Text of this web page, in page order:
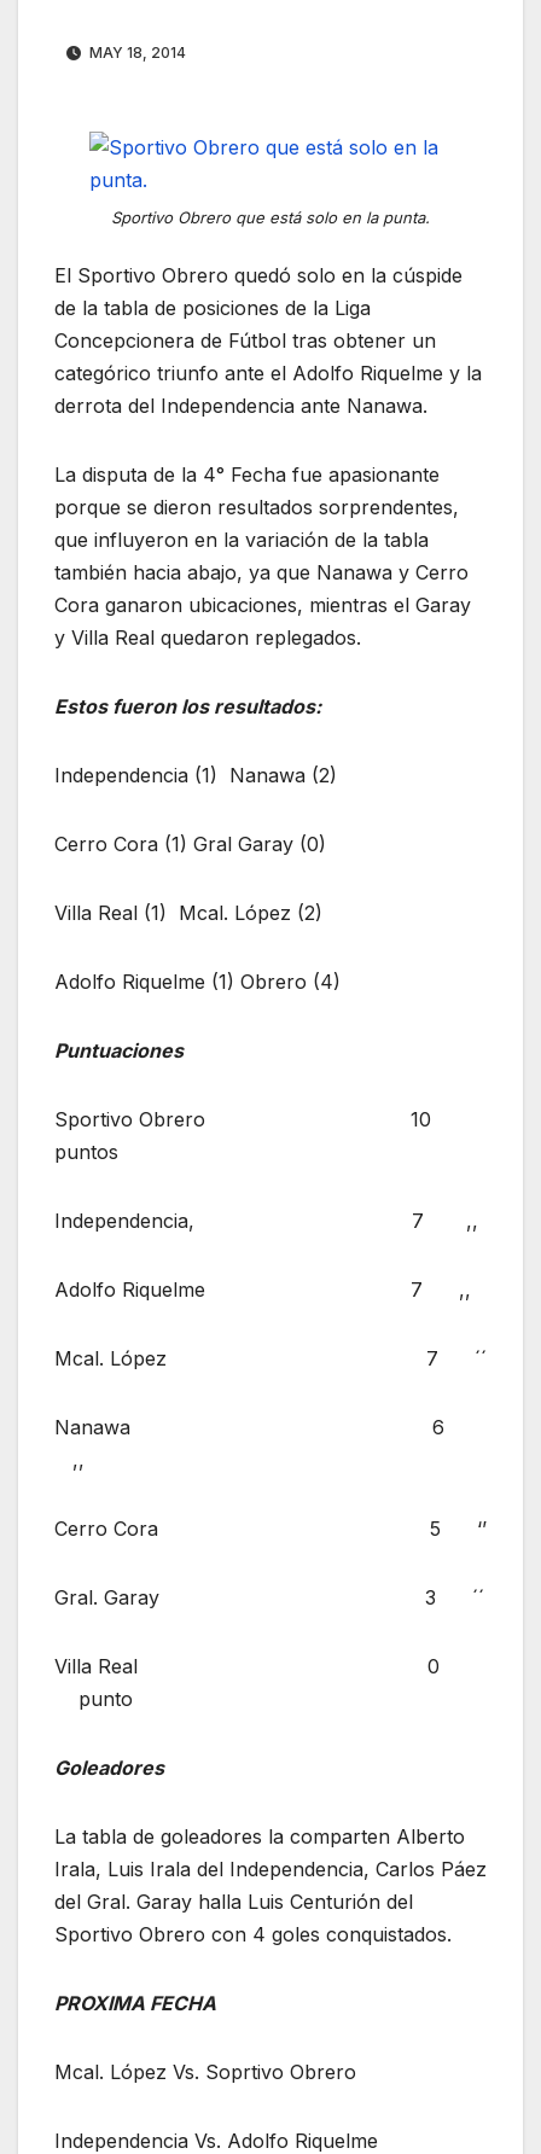
MAY 18, 2014
Sportivo Obrero que está solo en la punta.
El Sportivo Obrero quedó solo en la cúspide
de la tabla de posiciones de la Liga
Concepcionera de Fútbol tras obtener un
categórico triunfo ante el Adolfo Riquelme y la
derrota del Independencia ante Nanawa.
La disputa de la 4° Fecha fue apasionante
porque se dieron resultados sorprendentes,
que influyeron en la variación de la tabla
también hacia abajo, ya que Nanawa y Cerro
Cora ganaron ubicaciones, mientras el Garay
y Villa Real quedaron replegados.
Estos fueron los resultados:
Independencia (1) Nanawa (2)
Cerro Cora (1) Gral Garay (0)
Villa Real (1) Mcal. López (2)
Adolfo Riquelme (1) Obrero (4)
Puntuaciones
Sportivo Obrero 10
puntos
Independencia, 7 ,,
Adolfo Riquelme 7 ,,
Mcal. López 7 ´´
Nanawa 6
,,
Cerro Cora 5 ‘’
Gral. Garay 3 ´´
Villa Real 0
punto
Goleadores
La tabla de goleadores la comparten Alberto
Irala, Luis Irala del Independencia, Carlos Páez
del Gral. Garay halla Luis Centurión del
Sportivo Obrero con 4 goles conquistados.
PROXIMA FECHA
Mcal. López Vs. Soprtivo Obrero
Independencia Vs. Adolfo Riquelme